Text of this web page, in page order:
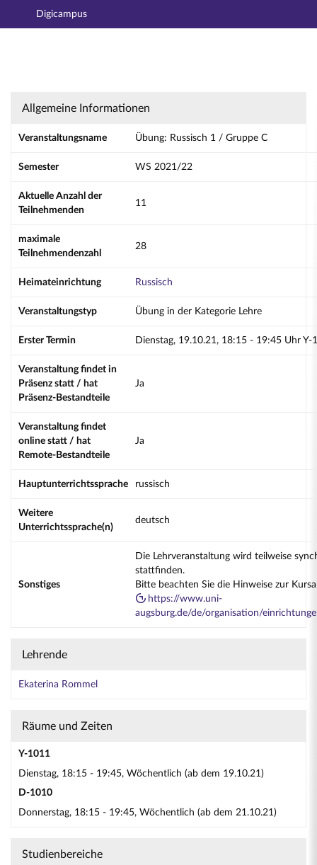
Hauptnavigation
Digicampus
Übung: Russisch 1 / Gruppe C - Details
Allgemeine Informationen
Veranstaltungsname Übung: Russisch 1 / Gruppe C
Semester WS 2021/22
Aktuelle Anzahl der
Teilnehmenden
11
maximale
Teilnehmendenzahl
28
Heimateinrichtung Russisch
Veranstaltungstyp Übung in der Kategorie Lehre
Erster Termin Dienstag, 19.10.21, 18:15 - 19:45 Uhr Y-
Veranstaltung findet in
Präsenz statt / hat
Präsenz-Bestandteile
Ja
Veranstaltung findet
online statt / hat
Remote-Bestandteile
Ja
Hauptunterrichtssprache russisch
Weitere
Unterrichtssprache(n)
deutsch
Sonstiges
Die Lehrveranstaltung wird teilweise
stattfinden.
Bitte beachten Sie die Hinweise zur
https://www.uni-
augsburg.de/de/organisation/
Lehrende
Ekaterina Rommel
Räume und Zeiten
Y-1011
Dienstag, 18:15 - 19:45, Wöchentlich (ab dem 19.10.21)
D-1010
Donnerstag, 18:15 - 19:45, Wöchentlich (ab dem 21.10.21)
Studienbereiche